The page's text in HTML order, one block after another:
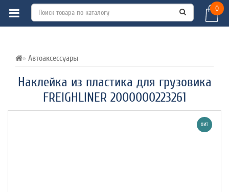
0
Автоаксессуары
Наклейка из пластика для грузовика
FREIGHLINER 2000000223261
ВСЕ О ТОВАРЕ ХАРАКТЕРИСТИКИ
ХИТ